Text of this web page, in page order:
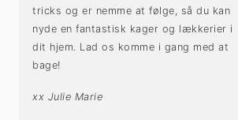
tricks og er nemme at følge, så du kan
nyde en fantastisk kager og lækkerier i
dit hjem. Lad os komme i gang med at
bage!
xx Julie Marie